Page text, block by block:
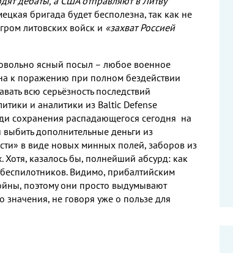
бригада будет бесполезна, так как не
литовских войск и «захват Россией
ясный посыл – любое военное
к поражению при полном бездействии
всю серьёзность последствий
и аналитики из Baltic Defense
сохранения распадающегося сегодня на
дополнительные деньги из
в виде новых минных полей, заборов из
. Хотя, казалось бы, полнейший абсурд: как
. Видимо, прибалтийским
, поэтому они просто выдумывают
значения, не говоря уже о пользе для